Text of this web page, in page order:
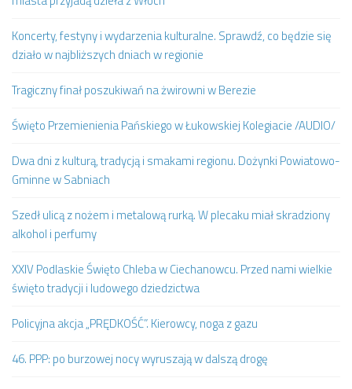
Koncerty, festyny i wydarzenia kulturalne. Sprawdź, co będzie się
działo w najbliższych dniach w regionie
Tragiczny finał poszukiwań na żwirowni w Berezie
Święto Przemienienia Pańskiego w Łukowskiej Kolegiacie /AUDIO/
Dwa dni z kulturą, tradycją i smakami regionu. Dożynki Powiatowo-
Gminne w Sabniach
Szedł ulicą z nożem i metalową rurką. W plecaku miał skradziony
alkohol i perfumy
XXIV Podlaskie Święto Chleba w Ciechanowcu. Przed nami wielkie
święto tradycji i ludowego dziedzictwa
Policyjna akcja „PRĘDKOŚĆ”. Kierowcy, noga z gazu
46. PPP: po burzowej nocy wyruszają w dalszą drogę